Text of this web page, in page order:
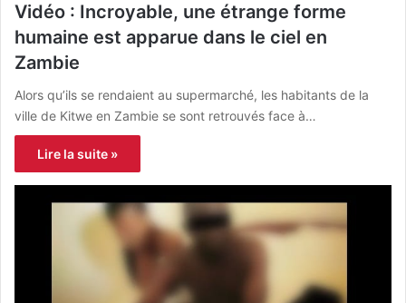
Vidéo : Incroyable, une étrange forme
humaine est apparue dans le ciel en
Zambie
Alors qu’ils se rendaient au supermarché, les habitants de la
ville de Kitwe en Zambie se sont retrouvés face à…
Lire la suite »